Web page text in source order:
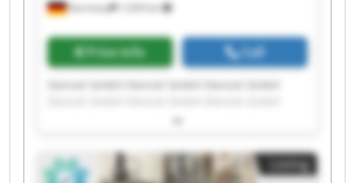
Germany 1,034 km
Price info Call
Stenzel GmbH Stenzel GmbH Stenzel GmbH
Stenzel GmbH Stenzel GmbH Stenzel GmbH
Stenzel GmbH Stenzel GmbH Stenzel GmbH Listing